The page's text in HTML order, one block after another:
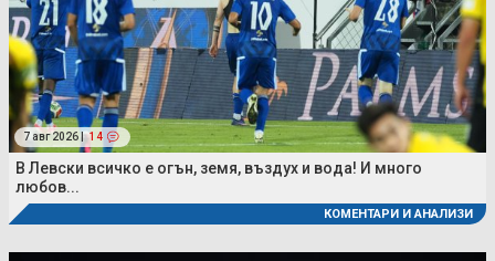
7 авг 2026 | 14
В Левски всичко е огън, земя, въздух и вода! И много
любов...
КОМЕНТАРИ И АНАЛИЗИ